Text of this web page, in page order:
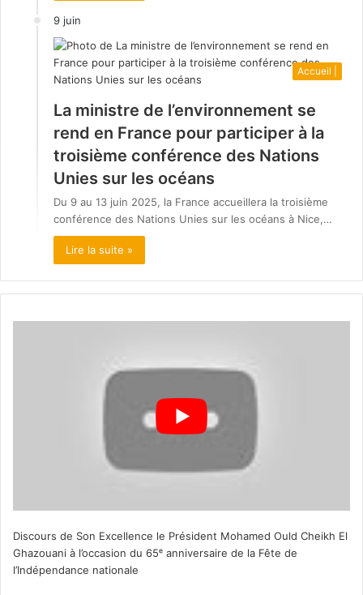
9 juin
Accueil |
La ministre de l’environnement se
rend en France pour participer à la
troisième conférence des Nations
Unies sur les océans
Du 9 au 13 juin 2025, la France accueillera la troisième
conférence des Nations Unies sur les océans à Nice,…
Lire la suite »
Discours de Son Excellence le Président Mohamed Ould Cheikh El
Ghazouani à l’occasion du 65ᵉ anniversaire de la Fête de
l’Indépendance nationale